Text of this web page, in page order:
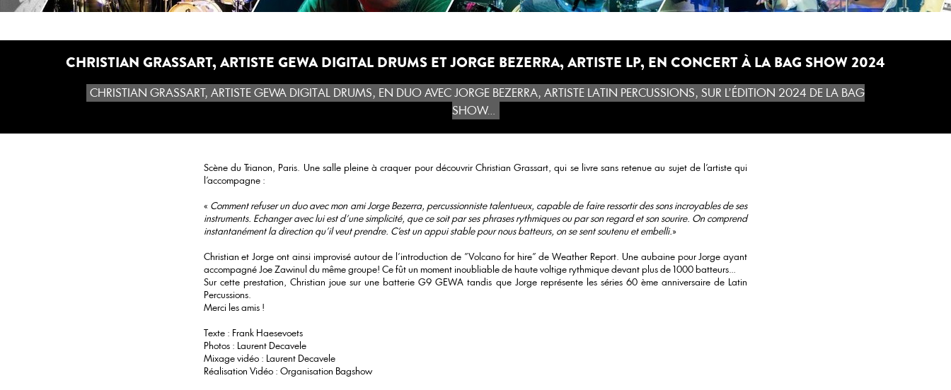
CHRISTIAN GRASSART, ARTISTE GEWA DIGITAL DRUMS ET JORGE BEZERRA, ARTISTE LP, EN CONCERT À LA BAG SHOW 2024
CHRISTIAN GRASSART, ARTISTE GEWA DIGITAL DRUMS, EN DUO AVEC JORGE BEZERRA, ARTISTE LATIN PERCUSSIONS, SUR L’ÉDITION 2024 DE LA BAG
SHOW…
Scène du Trianon, Paris. Une salle pleine à craquer pour découvrir Christian Grassart, qui se livre sans retenue au sujet de l'artiste qui
l'accompagne :
« Comment refuser un duo avec mon ami Jorge Bezerra, percussionniste talentueux, capable de faire ressortir des sons incroyables de ses
instruments. Echanger avec lui est d'une simplicité, que ce soit par ses phrases rythmiques ou par son regard et son sourire. On comprend
instantanément la direction qu'il veut prendre. C'est un appui stable pour nous batteurs, on se sent soutenu et embelli.»
Christian et Jorge ont ainsi improvisé autour de l'introduction de "Volcano for hire" de Weather Report. Une aubaine pour Jorge ayant
accompagné Joe Zawinul du même groupe! Ce fût un moment inoubliable de haute voltige rythmique devant plus de 1000 batteurs…
Sur cette prestation, Christian joue sur une batterie G9 GEWA tandis que Jorge représente les séries 60 ème anniversaire de Latin
Percussions.
Merci les amis !
Texte : Frank Haesevoets
Photos : Laurent Decavele
Mixage vidéo : Laurent Decavele
Réalisation Vidéo : Organisation Bagshow